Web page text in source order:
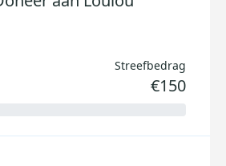
Streefbedrag
€150